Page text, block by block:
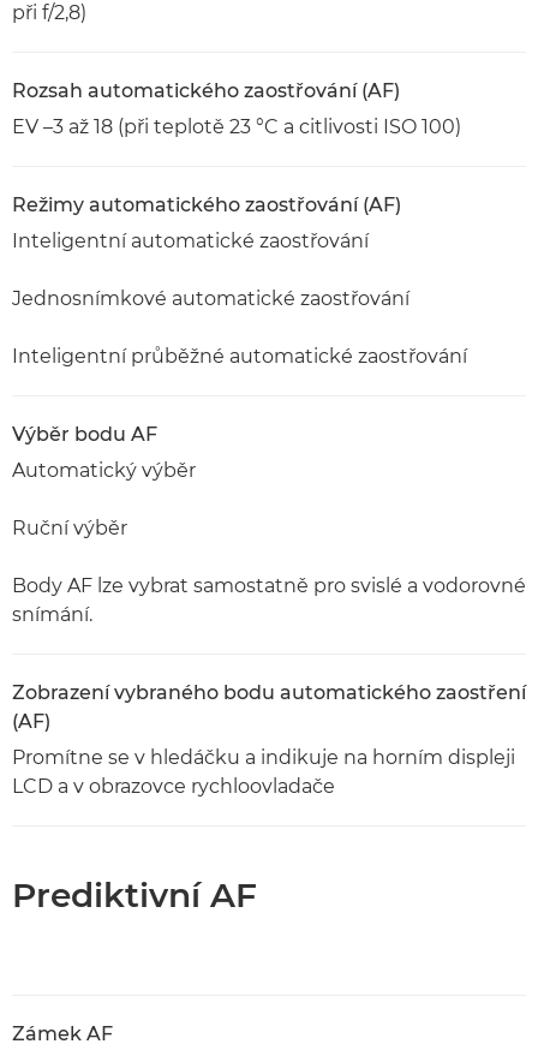
při f/2,8)
Rozsah automatického zaostřování (AF)
EV –3 až 18 (při teplotě 23 °C a citlivosti ISO 100)
Režimy automatického zaostřování (AF)
Inteligentní automatické zaostřování
Jednosnímkové automatické zaostřování
Inteligentní průběžné automatické zaostřování
Výběr bodu AF
Automatický výběr
Ruční výběr
Body AF lze vybrat samostatně pro svislé a vodorovné
snímání.
Zobrazení vybraného bodu automatického zaostření
(AF)
Promítne se v hledáčku a indikuje na horním displeji
LCD a v obrazovce rychloovladače
Prediktivní AF
Zámek AF